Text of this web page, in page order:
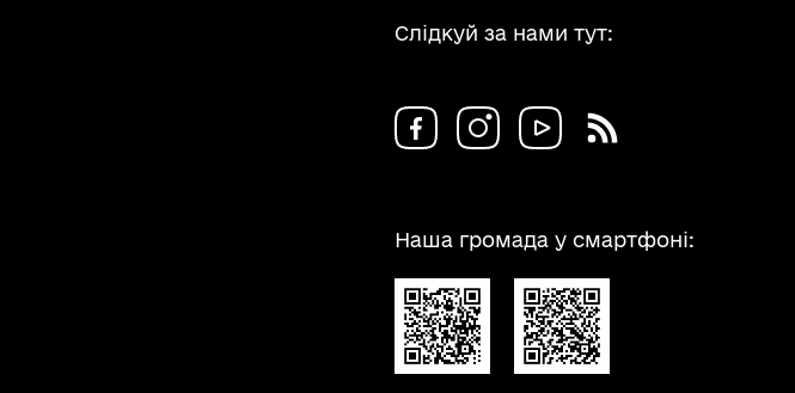
Слідкуй за нами тут:
Наша громада у смартфоні: